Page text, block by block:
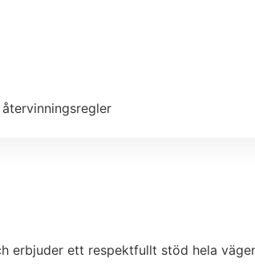
ett respektfullt stöd hela